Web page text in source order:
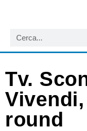
Tv.
round